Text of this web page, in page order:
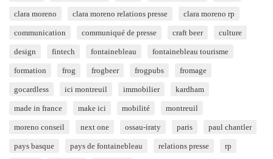
clara moreno clara moreno relations presse clara moreno rp
communication communiqué de presse craft beer culture
design fintech fontainebleau fontainebleau tourisme
formation frog frogbeer frogpubs fromage
gocardless ici montreuil immobilier kardham
made in france make ici mobilité montreuil
moreno conseil next one ossau-iraty paris paul chantler
pays basque pays de fontainebleau relations presse rp